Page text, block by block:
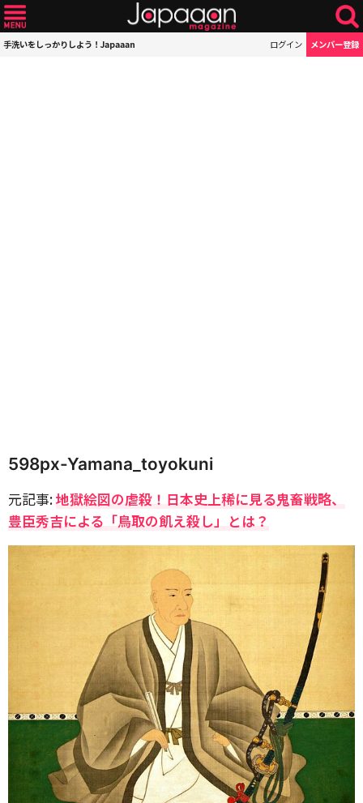
手洗いをしっかりしよう！Japaaan ログイン メンバー登録
598px-Yamana_toyokuni
元記事:地獄絵図の虐殺！日本史上稀に見る鬼畜戦略、
豊臣秀吉による「鳥取の飢え殺し」とは？